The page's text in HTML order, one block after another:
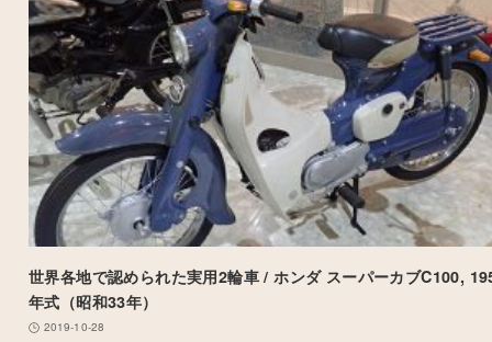
世界各地で認められた実用2輪車 / ホンダ スーパーカブC100,
年式（昭和33年）
2019-10-28